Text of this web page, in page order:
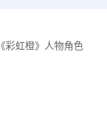
《彩虹橙》人物角色